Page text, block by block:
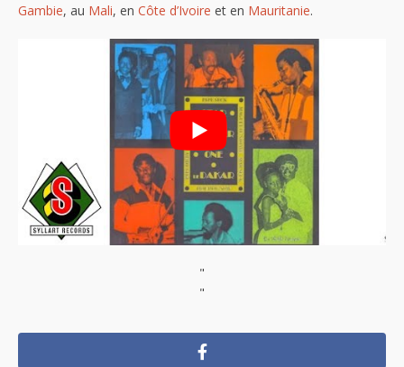
Gambie, au Mali, en Côte d’Ivoire et en Mauritanie.
"
"